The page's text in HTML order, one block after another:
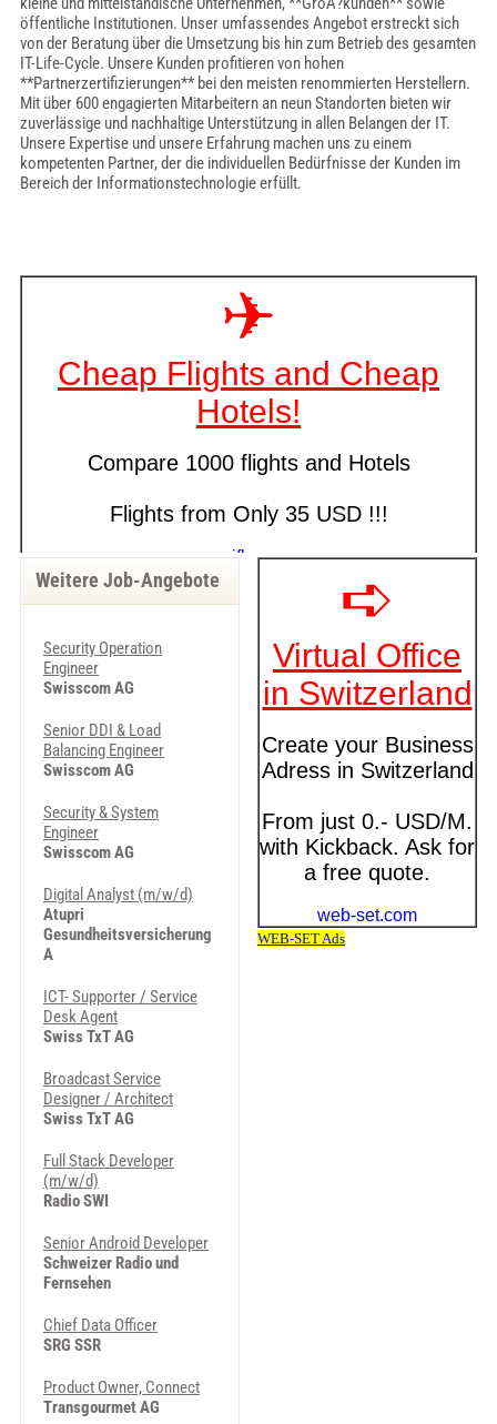
öffentliche Institutionen. Unser umfassendes Angebot erstreckt sich
von der Beratung über die Umsetzung bis hin zum Betrieb des gesamten
IT-Life-Cycle. Unsere Kunden profitieren von hohen
**Partnerzertifizierungen** bei den meisten renommierten Herstellern.
Mit über 600 engagierten Mitarbeitern an neun Standorten bieten wir
zuverlässige und nachhaltige Unterstützung in allen Belangen der IT.
Unsere Expertise und unsere Erfahrung machen uns zu einem
kompetenten Partner, der die individuellen Bedürfnisse der Kunden im
Bereich der Informationstechnologie erfüllt.
Weitere Job-Angebote
Security Operation
Engineer
Swisscom AG
Senior DDI & Load
Balancing Engineer
Swisscom AG
Security & System
Engineer
Swisscom AG
Digital Analyst (m/w/d)
Atupri
Gesundheitsversicherung
A
ICT- Supporter / Service
Desk Agent
Swiss TxT AG
Broadcast Service
Designer / Architect
Swiss TxT AG
Full Stack Developer
(m/w/d)
Radio SWI
Senior Android Developer
Schweizer Radio und
Fernsehen
Chief Data Officer
SRG SSR
Product Owner, Connect
Transgourmet AG